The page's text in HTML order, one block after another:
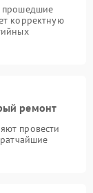
прошедшие
корректную
ремонт
провести